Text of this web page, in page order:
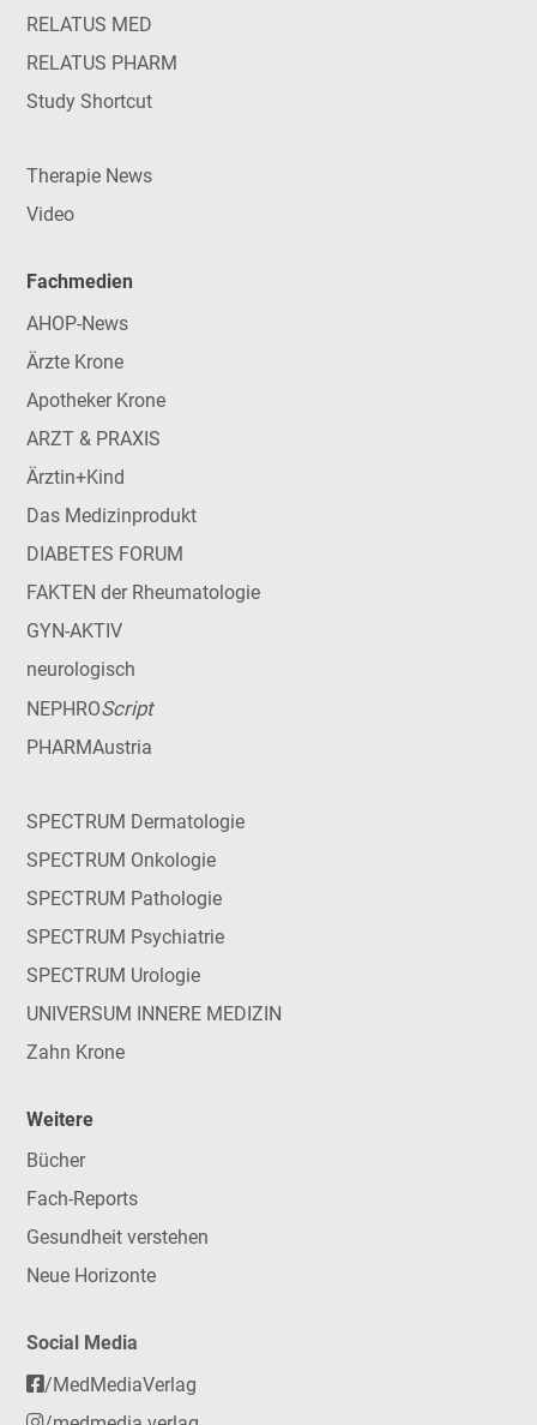
RELATUS MED
RELATUS PHARM
Study Shortcut
Therapie News
Video
Fachmedien
AHOP-News
Ärzte Krone
Apotheker Krone
ARZT & PRAXIS
Ärztin+Kind
Das Medizinprodukt
DIABETES FORUM
FAKTEN der Rheumatologie
GYN-AKTIV
neurologisch
NEPHROScript
PHARMAustria
SPECTRUM Dermatologie
SPECTRUM Onkologie
SPECTRUM Pathologie
SPECTRUM Psychiatrie
SPECTRUM Urologie
UNIVERSUM INNERE MEDIZIN
Zahn Krone
Weitere
Bücher
Fach-Reports
Gesundheit verstehen
Neue Horizonte
Social Media
/MedMediaVerlag